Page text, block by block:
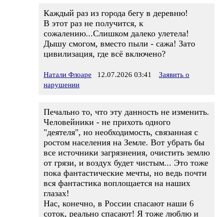
Каждый раз из города бегу в деревню!
В этот раз не получится, к
сожалению...Слишком далеко улетела!
Дышу смогом, вместо пыли - сажа! Зато
цивилизация, где всё включено?
Натали Флоаре 12.07.2026 03:41
Заявить о
нарушении
Печально то, что эту данность не изменить.
Человейники - не прихоть одного
"деятеля", но необходимость, связанная с
ростом населения на Земле. Вот убрать бы
все источники загрязнения, очистить землю
от грязи, и воздух будет чистым... Это тоже
пока фантастические мечты, но ведь почти
вся фантастика воплощается на наших
глазах!
Нас, конечно, в России спасают наши 6
соток, реально спасают! Я тоже люблю и